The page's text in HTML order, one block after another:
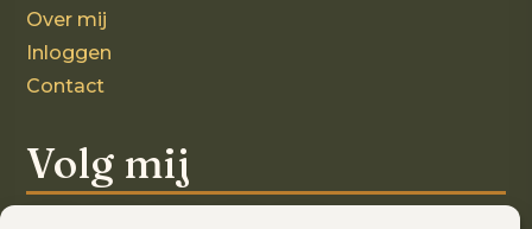
Over mij
Inloggen
Contact
Volg mij